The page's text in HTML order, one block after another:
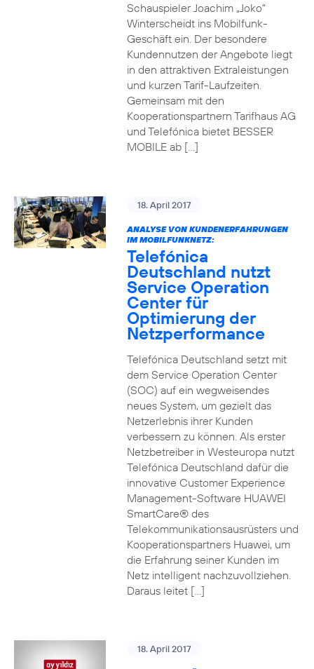
Schauspieler Joachim „Joko“
Winterscheidt ins Mobilfunk-
Geschäft ein. Der besondere
Kundennutzen der Angebote liegt
in den attraktiven Extraleistungen
und kurzen Tarif-Laufzeiten.
Gemeinsam mit den
Kooperationspartnern Tarifhaus AG
und Telefónica bietet BESSER
MOBILE ab […]
18. April 2017
ANALYSE VON KUNDENERFAHRUNGEN
IM MOBILFUNKNETZ:
Telefónica
Deutschland nutzt
Service Operation
Center für
Optimierung der
Netzperformance
Telefónica Deutschland setzt mit
dem Service Operation Center
(SOC) auf ein wegweisendes
neues System, um gezielt das
Netzerlebnis ihrer Kunden
verbessern zu können. Als erster
Netzbetreiber in Westeuropa nutzt
Telefónica Deutschland dafür die
innovative Customer Experience
Management-Software HUAWEI
SmartCare® des
Telekommunikationsausrüsters und
Kooperationspartners Huawei, um
die Erfahrung seiner Kunden im
Netz intelligent nachzuvollziehen.
Daraus leitet […]
18. April 2017